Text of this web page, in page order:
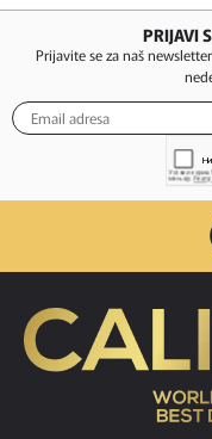
PRIJAVI
Prijavite se za naš